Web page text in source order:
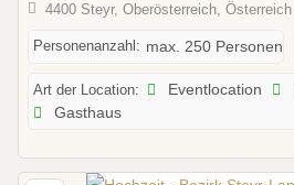
4400 Steyr, Oberösterreich, Österreich
Personenanzahl: max. 250 Personen
Art der Location: Eventlocation
Gasthaus